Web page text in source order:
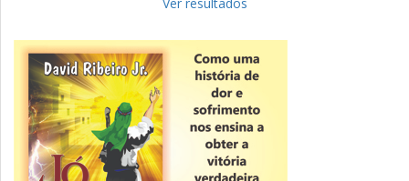
Novidade
CNPJ alfanumérico começa a ser emitido
nesta sexta